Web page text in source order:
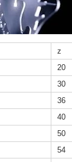
z
20
30
36
40
50
54